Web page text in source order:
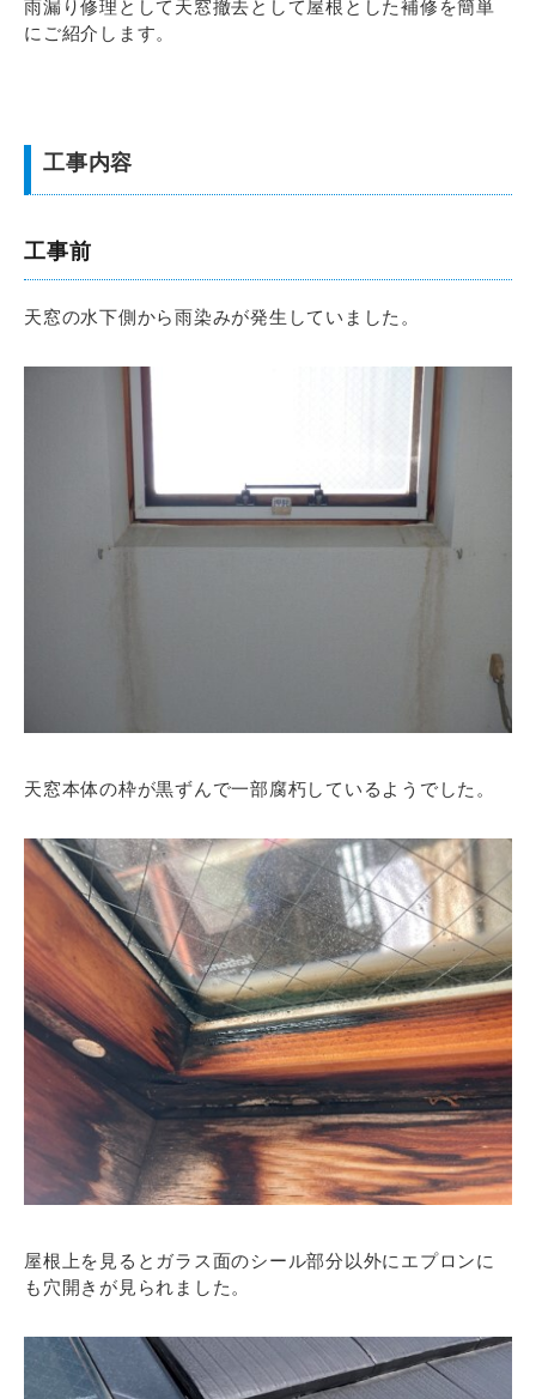
雨漏り修理として天窓撤去として屋根とした補修を簡単
にご紹介します。
工事内容
工事前
天窓の水下側から雨染みが発生していました。
天窓本体の枠が黒ずんで一部腐朽しているようでした。
屋根上を見るとガラス面のシール部分以外にエプロンに
も穴開きが見られました。